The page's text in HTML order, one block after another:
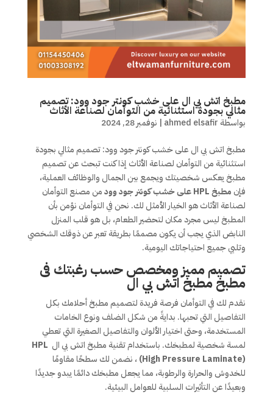
مطبخ اتش بي ال على خشب كونتر جود وود: تصميم
مثالي بجودة استثنائية من التوأمان لصناعة الأثاث
بواسطة ahmed elsafir
| نوفمبر 28, 2024
مطبخ اتش بي ال على خشب كونتر جود وود: تصميم مثالي بجودة
استثنائية من التوأمان لصناعة الأثاث إذا كنت تبحث عن تصميم
مطبخ يعكس شخصيتك ويجمع بين الجمال والوظائف العملية،
فإن مطبخ HPL على خشب كونتر جود وود
من مصنع التوأمان
لصناعة الأثاث هو الخيار الأمثل لك. نحن في التوأمان نؤمن بأن
المطبخ ليس مجرد مكان لتحضير الطعام، بل هو قلب المنزل
النابض الذي يجب أن يكون مصممًا بطريقة تعبر عن ذوقك الشخصي
وتلبي جميع احتياجاتك اليومية.
تصميم مميز ومخصص حسب رغبتك فى
مطبخ مطبخ اتش بي ال
نقدم لك في التوأمان فرصة فريدة لتصميم مطبخ أحلامك بكل
التفاصيل التي تحبها. بدايةً من شكل الضلف ونوع الخامات
المستخدمة، وحتى اختيار الألوان والتفاصيل الصغيرة التي تعطي
لمسة شخصية لمطبخك. باستخدام تقنية مطبخ اتش بي ال HPL
(High Pressure Laminate) ، نضمن لك سطحًا مقاومًا
للخدوش والحرارة والرطوبة، مما يجعل مطبخك دائمًا يبدو جديدًا
وبعيدًا عن التأثيرات السلبية للعوامل البيئية.